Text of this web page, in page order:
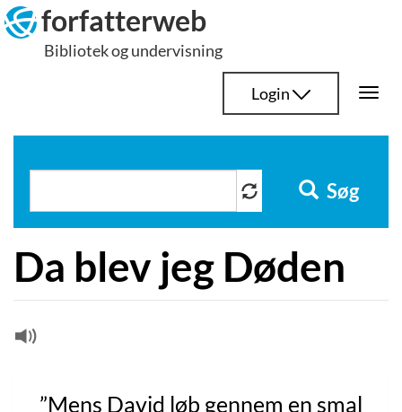
Hop
til
indhold
forfatterweb
Bibliotek og undervisning
Login
Søg
Da blev jeg Døden
”Mens David løb gennem en smal